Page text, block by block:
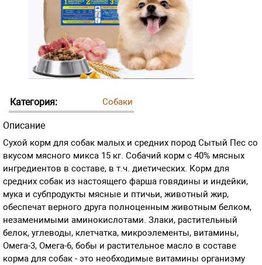
Категория: Собаки
Описание
Сухой корм для собак малых и средних пород Сытый Пес со
вкусом мясного микса 15 кг. Собачий корм с 40% мясных
ингредиентов в составе, в т.ч. диетических. Корм для
средних собак из настоящего фарша говядины и индейки,
мука и субпродукты мясные и птичьи, животный жир,
обеспечат верного друга полноценным животным белком,
незаменимыми аминокислотами. Злаки, растительный
белок, углеводы, клетчатка, микроэлементы, витамины,
Омега-3, Омега-6, бобы и растительное масло в составе
корма для собак - это необходимые витамины организму